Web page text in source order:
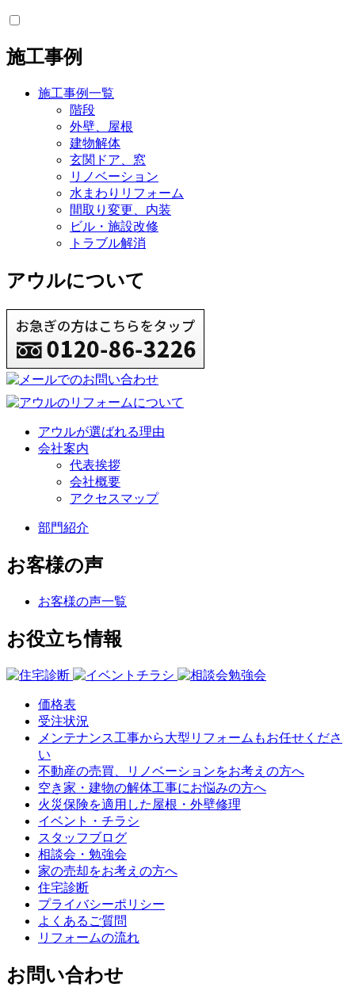
施工事例
施工事例一覧
階段
外壁、屋根
建物解体
玄関ドア、窓
リノベーション
水まわりリフォーム
間取り変更、内装
ビル・施設改修
トラブル解消
アウルについて
アウルが選ばれる理由
会社案内
代表挨拶
会社概要
アクセスマップ
部門紹介
お客様の声
お客様の声一覧
お役立ち情報
価格表
受注状況
メンテナンス工事から大型リフォームもお任せくださ
い
不動産の売買、リノベーションをお考えの方へ
空き家・建物の解体工事にお悩みの方へ
火災保険を適用した屋根・外壁修理
イベント・チラシ
スタッフブログ
相談会・勉強会
家の売却をお考えの方へ
住宅診断
プライバシーポリシー
よくあるご質問
リフォームの流れ
お問い合わせ